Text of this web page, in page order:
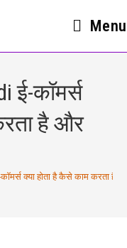
Menu
ई-कॉमर्स
है और
कॉमर्स क्या होता है कैसे काम करता है